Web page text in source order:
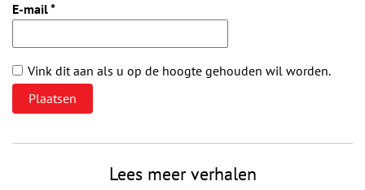
E-mail*
Vink dit aan als u op de hoogte gehouden wil worden.
Lees meer verhalen